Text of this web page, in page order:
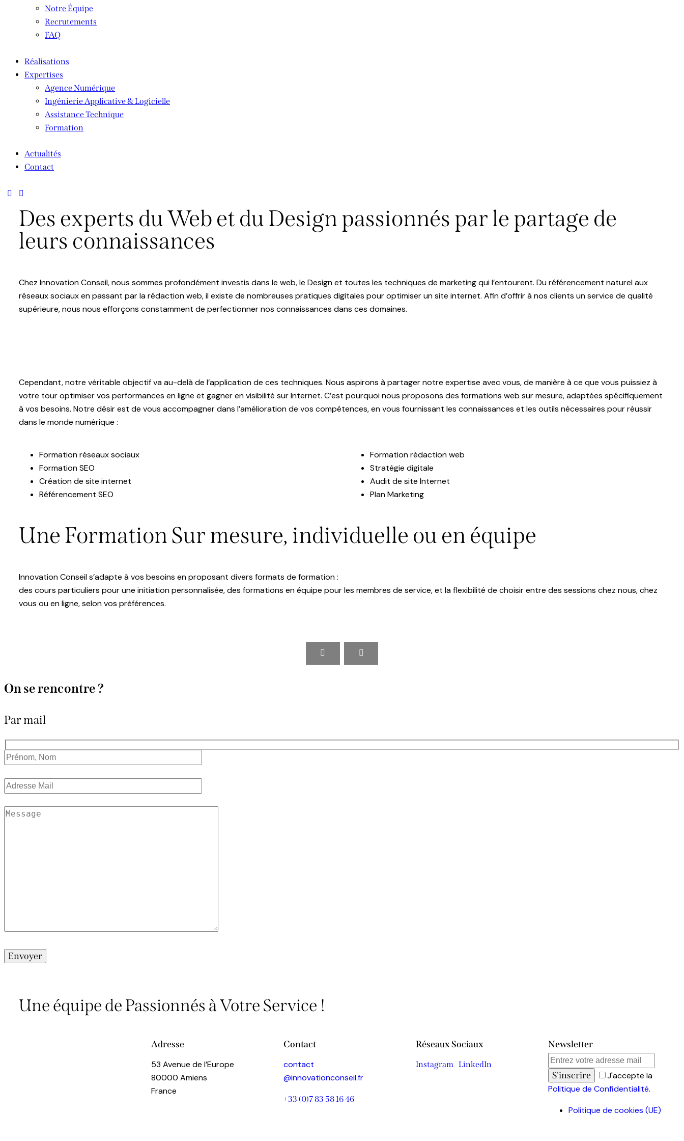
Notre Équipe
Recrutements
FAQ
Réalisations
Expertises
Agence Numérique
Ingénierie Applicative & Logicielle
Assistance Technique
Formation
Actualités
Contact
Des experts du Web et du Design passionnés par le partage de
leurs connaissances
Chez Innovation Conseil, nous sommes profondément investis dans le web, le Design et toutes les techniques de marketing qui l’entourent. Du référencement naturel aux
réseaux sociaux en passant par la rédaction web, il existe de nombreuses pratiques digitales pour optimiser un site internet. Afin d’offrir à nos clients un service de qualité
supérieure, nous nous efforçons constamment de perfectionner nos connaissances dans ces domaines.
Cependant, notre véritable objectif va au-delà de l’application de ces techniques. Nous aspirons à partager notre expertise avec vous, de manière à ce que vous puissiez à
votre tour optimiser vos performances en ligne et gagner en visibilité sur Internet. C’est pourquoi nous proposons des formations web sur mesure, adaptées spécifiquement
à vos besoins. Notre désir est de vous accompagner dans l’amélioration de vos compétences, en vous fournissant les connaissances et les outils nécessaires pour réussir
dans le monde numérique :
Formation réseaux sociaux
Formation SEO
Création de site internet
Référencement SEO
Formation rédaction web
Stratégie digitale
Audit de site Internet
Plan Marketing
Une Formation Sur mesure, individuelle ou en équipe
Innovation Conseil s’adapte à vos besoins en proposant divers formats de formation :
des cours particuliers pour une initiation personnalisée, des formations en équipe pour les membres de service, et la flexibilité de choisir entre des sessions chez nous, chez
vous ou en ligne, selon vos préférences.
On se rencontre ?
Par mail
Une équipe de Passionnés à Votre Service !
Adresse
53 Avenue de l’Europe
80000 Amiens
France
Contact
contact
@innovationconseil.fr
+33 (0)7 83 58 16 46
Réseaux Sociaux
Instagram LinkedIn
Newsletter
S'inscrire
J'accepte la
Politique de Confidentialité.
Politique de cookies (UE)